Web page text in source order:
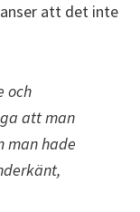
att det inte
och
att man
man hade